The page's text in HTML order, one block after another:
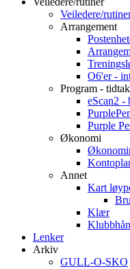
Veiledere/
Arrangement
O6'er -
Program -
eScan2 -
Purple
Økonomi
Annet
Kart
Klær
Lenker
Arkiv
GULL-O-SKO